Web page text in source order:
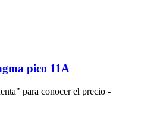
pico 11A
para conocer el precio -